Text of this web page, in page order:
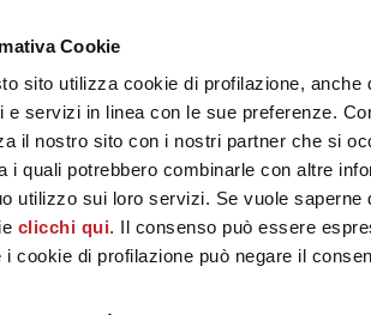
Cookie
sito utilizza cookie di profilazione,
e servizi in linea con le sue preferenze.
il nostro sito con i nostri partner che si
i quali potrebbero combinarle con altre
utilizzo sui loro servizi. Se vuole
clicchi qui. Il consenso può essere
i cookie di profilazione può negare il
- Italy
e P.IVA 00853700367